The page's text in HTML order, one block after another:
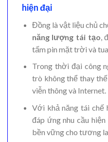
hiện đại
Đồng là vật liệu chủ
năng lượng tái tạo ,
tấm pin mặt trời và
Trong thời đại công
trò không thể thay
viễn thông và Internet.
Với khả năng tái chế
đáp ứng nhu cầu
bền vững cho tương